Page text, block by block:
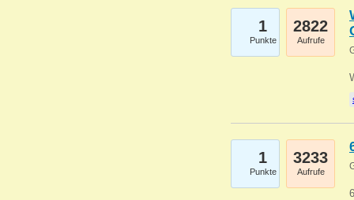
1
Punkte
2822
Aufrufe
1
Punkte
3233
Aufrufe